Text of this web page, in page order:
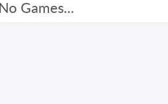
No Games...